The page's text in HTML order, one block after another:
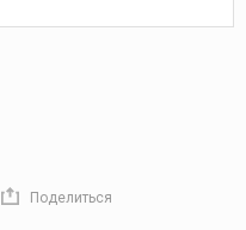
Поделиться